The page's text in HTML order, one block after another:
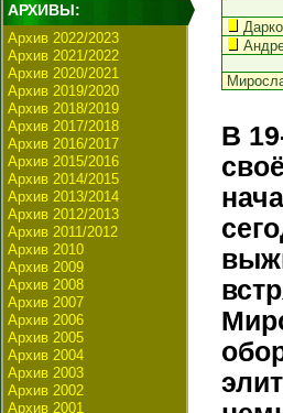
АРХИВЫ:
Архив 2022/2023
Архив 2021/2022
Архив 2020/2021
Архив 2019/2020
Архив 2018/2019
Архив 2017/2018
Архив 2016/2017
Архив 2015/2016
Архив 2014/2015
Архив 2013/2014
Архив 2012/2013
Архив 2011/2012
Архив 2010
Архив 2009
Архив 2008
Архив 2007
Архив 2006
Архив 2005
Архив 2004
Архив 2003
Архив 2002
Архив 2001
В